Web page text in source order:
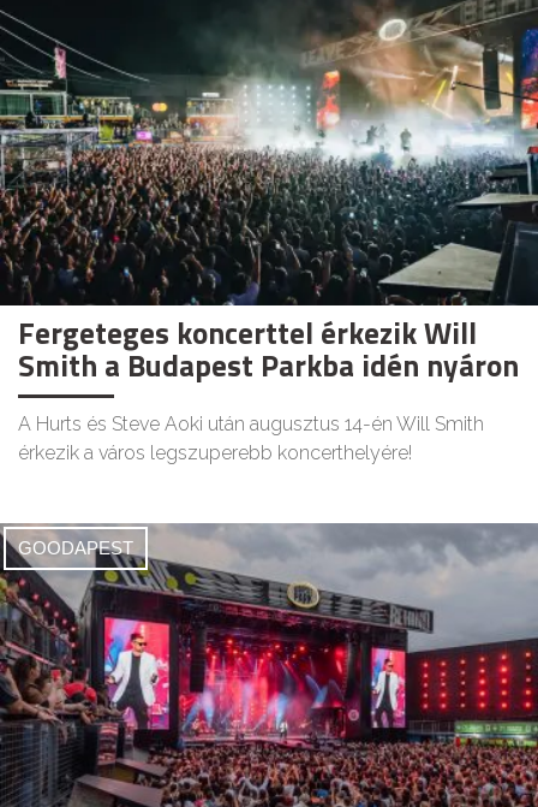
Fergeteges koncerttel érkezik Will
Smith a Budapest Parkba idén nyáron
A Hurts és Steve Aoki után augusztus 14-én Will Smith
érkezik a város legszuperebb koncerthelyére!
GOODAPEST